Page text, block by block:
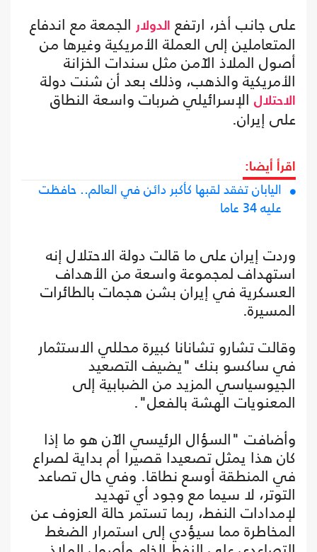
على جانب أخر، ارتفع
الدولار الجمعة مع اندفاع
المتعاملين إلى العملة الأمريكية وغيرها من
أصول الملاذ الآمن مثل سندات الخزانة
الأمريكية والذهب، وذلك بعد أن شنت دولة
الاحتلال الإسرائيلي ضربات واسعة النطاق
على إيران.
اقرأ أيضا:
اليابان تفقد لقبها كأكبر دائن في العالم.. حافظت
عليه 34 عاما
وردت إيران على ما قالت دولة الاحتلال إنه
استهداف لمجموعة واسعة من الأهداف
العسكرية في إيران بشن هجمات بالطائرات
المسيرة.
وقالت تشارو تشانانا كبيرة محللي الاستثمار
في ساكسو بنك "يضيف التصعيد
الجيوسياسي المزيد من الضبابية إلى
المعنويات الهشة بالفعل".
وأضافت "السؤال الرئيسي الآن هو ما إذا
كان هذا يمثل تصعيدا قصيرا أم بداية لصراع
في المنطقة أوسع نطاقا. وفي حال تصاعد
التوتر، لا سيما مع وجود أي تهديد
لإمدادات النفط، ربما تستمر حالة العزوف عن
المخاطرة مما سيؤدي إلى استمرار الضغط